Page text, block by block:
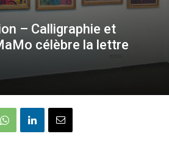
– Calligraphie et
célèbre la lettre